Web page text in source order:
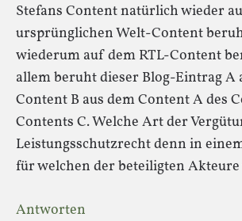
Stefans Content natürlich wieder
ursprünglichen Welt-Content
wiederum auf dem RTL-Content
allem beruht dieser Blog-Eintrag A
Content B aus dem Content A des
Contents C. Welche Art der
Leistungsschutzrecht denn in
für welchen der beteiligten
Antworten